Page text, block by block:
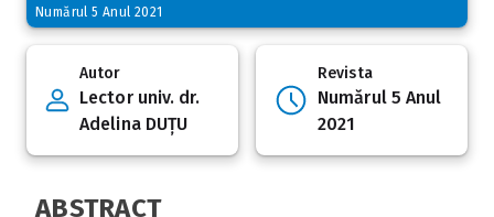
Numărul 5 Anul 2021
Autor
Lector univ. dr.
Adelina DUȚU
Revista
Numărul 5 Anul
2021
ABSTRACT